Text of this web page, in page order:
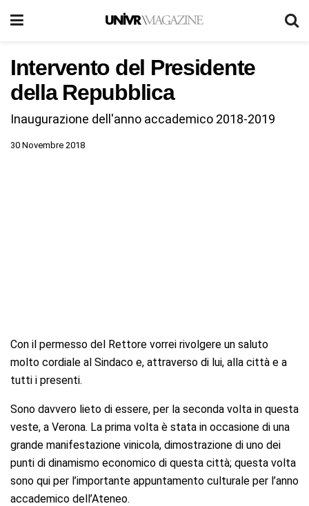
Intervento del Presidente
della Repubblica
Inaugurazione dell'anno accademico 2018-2019
30 Novembre 2018
Con il permesso del Rettore vorrei rivolgere un saluto
molto cordiale al Sindaco e, attraverso di lui, alla città e a
tutti i presenti.
Sono davvero lieto di essere, per la seconda volta in questa
veste, a Verona. La prima volta è stata in occasione di una
grande manifestazione vinicola, dimostrazione di uno dei
punti di dinamismo economico di questa città; questa volta
sono qui per l’importante appuntamento culturale per l’anno
accademico dell’Ateneo.